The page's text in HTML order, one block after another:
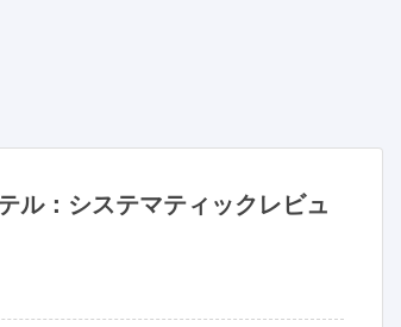
ル：システマティックレビュ